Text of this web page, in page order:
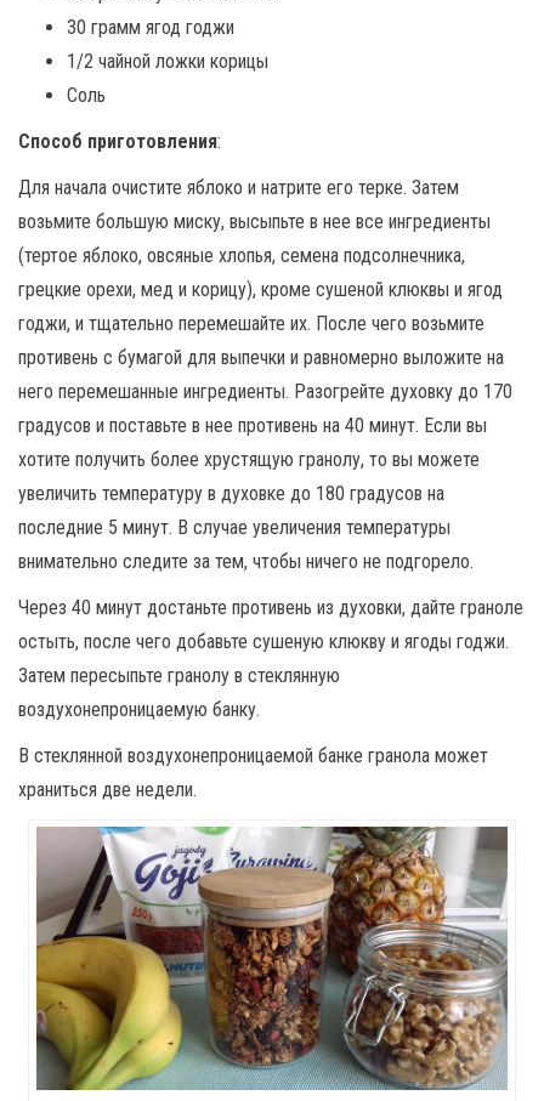
30 грамм ягод годжи
1/2 чайной ложки корицы
Соль
Способ приготовления:
Для начала очистите яблоко и натрите его терке. Затем
возьмите большую миску, высыпьте в нее все ингредиенты
(тертое яблоко, овсяные хлопья, семена подсолнечника,
грецкие орехи, мед и корицу), кроме сушеной клюквы и ягод
годжи, и тщательно перемешайте их. После чего возьмите
противень с бумагой для выпечки и равномерно выложите на
него перемешанные ингредиенты. Разогрейте духовку до 170
градусов и поставьте в нее противень на 40 минут. Если вы
хотите получить более хрустящую гранолу, то вы можете
увеличить температуру в духовке до 180 градусов на
последние 5 минут. В случае увеличения температуры
внимательно следите за тем, чтобы ничего не подгорело.
Через 40 минут достаньте противень из духовки, дайте граноле
остыть, после чего добавьте сушеную клюкву и ягоды годжи.
Затем пересыпьте гранолу в стеклянную
воздухонепроницаемую банку.
В стеклянной воздухонепроницаемой банке гранола может
храниться две недели.